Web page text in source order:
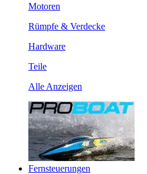
Motoren
Rümpfe & Verdecke
Hardware
Teile
Alle Anzeigen
Fernsteuerungen